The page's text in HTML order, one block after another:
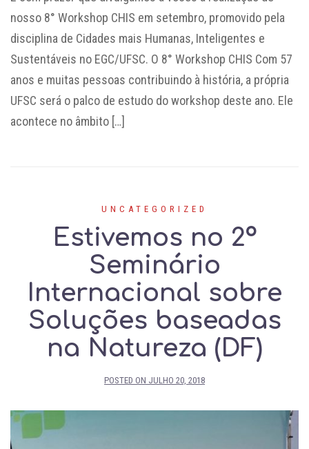
nosso 8° Workshop CHIS em setembro, promovido pela
disciplina de Cidades mais Humanas, Inteligentes e
Sustentáveis no EGC/UFSC. O 8° Workshop CHIS Com 57
anos e muitas pessoas contribuindo à história, a própria
UFSC será o palco de estudo do workshop deste ano. Ele
acontece no âmbito […]
UNCATEGORIZED
Estivemos no 2º
Seminário
Internacional sobre
Soluções baseadas
na Natureza (DF)
POSTED ON JULHO 20, 2018